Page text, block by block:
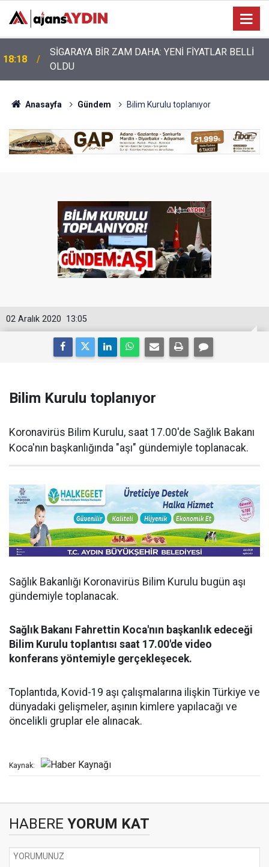
17:17
Nazilli’de motosiklet kazası: 28 yaşındaki sürücü
hayatını kaybetti
Anasayfa Gündem Bilim Kurulu toplanıyor
13:05
02 Aralık 2020
Bilim Kurulu toplanıyor
Koronavirüs Bilim Kurulu, saat 17.00'de Sağlık Bakanı
Koca'nın başkanlığında "aşı" gündemiyle toplanacak.
Sağlık Bakanlığı Koronavirüs Bilim Kurulu bugün aşı
gündemiyle toplanacak.
Sağlık Bakanı Fahrettin Koca'nın başkanlık edeceği
Bilim Kurulu toplantısı saat 17.00'de video
konferans yöntemiyle gerçekleşecek.
Toplantıda, Kovid-19 aşı çalışmalarına ilişkin Türkiye ve
dünyadaki gelişmeler, aşının kimlere yapılacağı ve
öncelikli gruplar ele alınacak.
Kaynak:
HABERE YORUM KAT